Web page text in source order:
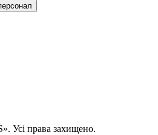
Усі права захищено.